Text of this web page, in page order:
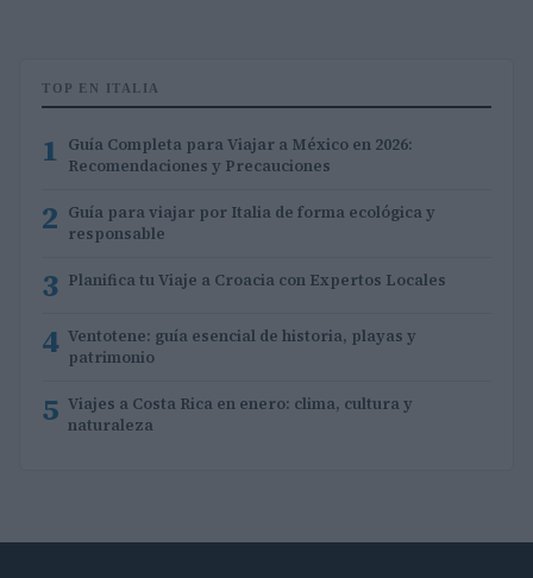
TOP EN ITALIA
1 Guía Completa para Viajar a México en 2026:
Recomendaciones y Precauciones
2 Guía para viajar por Italia de forma ecológica y
responsable
3 Planifica tu Viaje a Croacia con Expertos Locales
4 Ventotene: guía esencial de historia, playas y
patrimonio
5 Viajes a Costa Rica en enero: clima, cultura y
naturaleza